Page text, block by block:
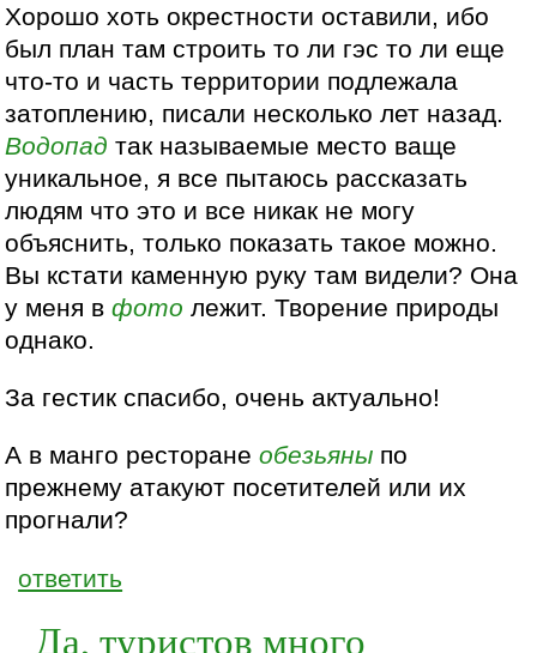
Хорошо хоть окрестности оставили, ибо
был план там строить то ли гэс то ли еще
что-то и часть территории подлежала
затоплению, писали несколько лет назад.
Водопад так называемые место ваще
уникальное, я все пытаюсь рассказать
людям что это и все никак не могу
объяснить, только показать такое можно.
Вы кстати каменную руку там видели? Она
у меня вфото лежит. Творение природы
однако.
За гестик спасибо, очень актуально!
А в манго ресторанеобезьяны по
прежнему атакуют посетителей или их
прогнали?
ответить
Да, туристов много